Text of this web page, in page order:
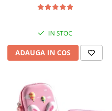
IN STOC
ADAUGA IN COS